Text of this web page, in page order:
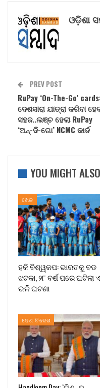
ଓଡ଼ିଶା
PREV POST
RuPay ‘On-The-Go’
ଦେଶସାରା ଯାତ୍ରା କରିବା
ସହଜ..ଲଞ୍ଚ ହେଲା RuPay
‘ଅନ୍-ଦି-ଗୋ’ NCMC କାର୍ଡ
YOU MIGHT
ଖେଳ
ହକି ବିଶ୍ୱକପ: ଭାରତକୁ ବଡ
ଝଟକା, ୨୮ ବର୍ଷ ପରେ ଘଟିଲା ଏ
ଭଳି ଘଟଣା
ଦେଶ ବିଦେଶ